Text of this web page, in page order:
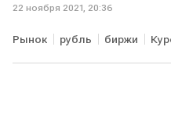
22 ноября 2021, 20:36
Рынок рубль биржи